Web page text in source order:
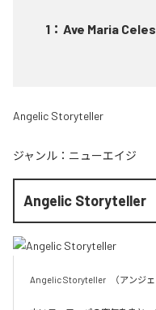
1 ： Ave Maria
Angelic Storyteller
ジャンル： ニューエイジ
Angelic Storyteller
Angelic Storyteller　（アンジ